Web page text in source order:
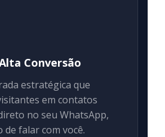
Conversão
estratégica que
em contatos
no seu WhatsApp,
de falar com você.